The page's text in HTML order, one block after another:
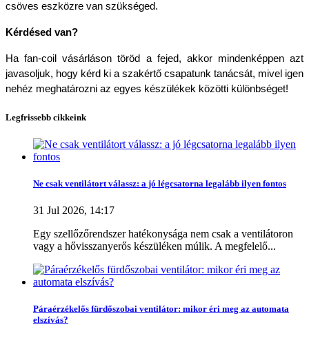
csöves eszközre van szükséged.
Kérdésed van?
Ha fan-coil vásárláson töröd a fejed, akkor mindenképpen azt
javasoljuk, hogy kérd ki a szakértő csapatunk tanácsát, mivel igen
nehéz meghatározni az egyes készülékek közötti különbséget!
Szűrők törlése
Raktáron 0
Több.. Kevesebb
Legfrissebb cikkeink
Ne csak ventilátort válassz: a jó légcsatorna legalább ilyen fontos
31 Jul 2026, 14:17
Egy szellőzőrendszer hatékonysága nem csak a ventilátoron
vagy a hővisszanyerős készüléken múlik. A megfelelő...
Páraérzékelős fürdőszobai ventilátor: mikor éri meg az automata
elszívás?